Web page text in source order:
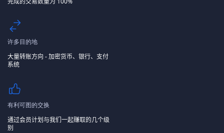
许多目的地
大量转账方向 - 加密货币、银行、支付
系统
有利可图的交换
通过会员计划与我们一起赚取的几个级
别